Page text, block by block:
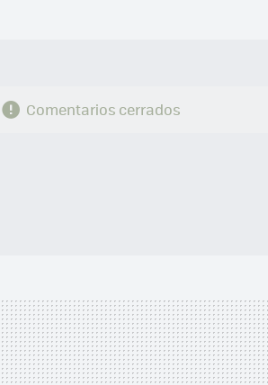
Comentarios cerrados